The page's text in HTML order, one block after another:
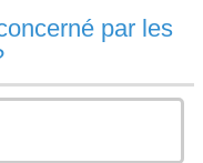
par les